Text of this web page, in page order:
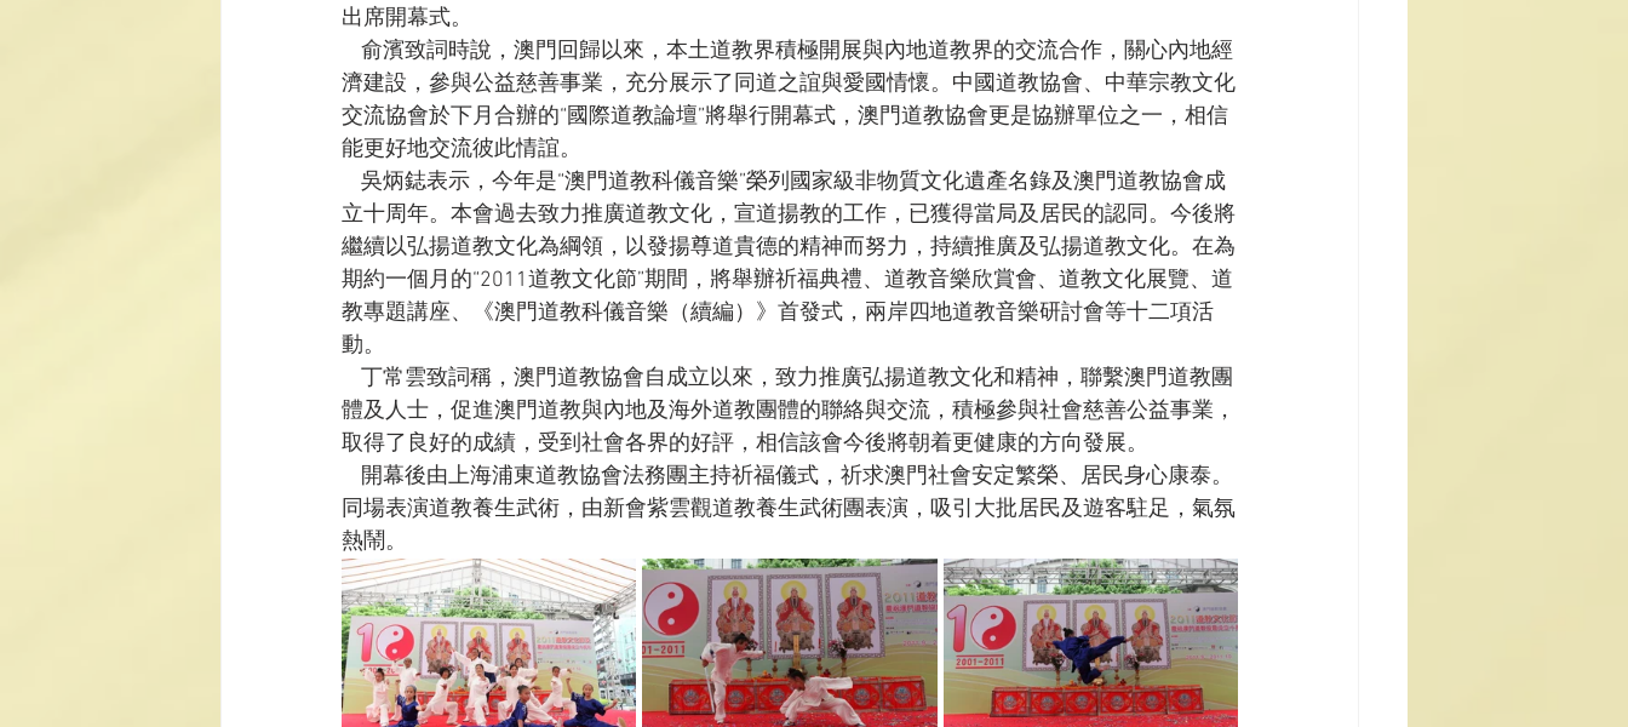
出席開幕式。
俞濱致詞時說，澳門回歸以來，本土道教界積極開展與內地道教界的交流合作，關心內地經
濟建設，參與公益慈善事業，充分展示了同道之誼與愛國情懷。中國道教協會、中華宗教文化
交流協會於下月合辦的“國際道教論壇”將舉行開幕式，澳門道教協會更是協辦單位之一，相信
能更好地交流彼此情誼。
吳炳鋕表示，今年是“澳門道教科儀音樂”榮列國家級非物質文化遺產名錄及澳門道教協會成
立十周年。本會過去致力推廣道教文化，宣道揚教的工作，已獲得當局及居民的認同。今後將
繼續以弘揚道教文化為綱領，以發揚尊道貴德的精神而努力，持續推廣及弘揚道教文化。在為
期約一個月的“2011道教文化節”期間，將舉辦祈福典禮、道教音樂欣賞會、道教文化展覽、道
教專題講座、《澳門道教科儀音樂（續編）》首發式，兩岸四地道教音樂研討會等十二項活
動。
丁常雲致詞稱，澳門道教協會自成立以來，致力推廣弘揚道教文化和精神，聯繫澳門道教團
體及人士，促進澳門道教與內地及海外道教團體的聯絡與交流，積極參與社會慈善公益事業，
取得了良好的成績，受到社會各界的好評，相信該會今後將朝着更健康的方向發展。
開幕後由上海浦東道教協會法務團主持祈福儀式，祈求澳門社會安定繁榮、居民身心康泰。
同場表演道教養生武術，由新會紫雲觀道教養生武術團表演，吸引大批居民及遊客駐足，氣氛